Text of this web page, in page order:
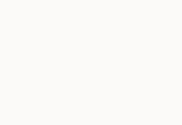
& seitz.digital
& Career Stories